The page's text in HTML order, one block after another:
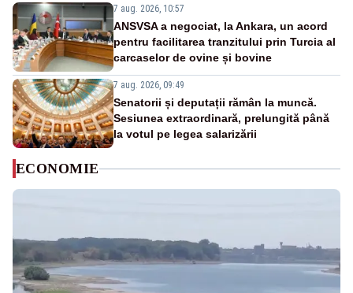
7 aug. 2026, 10:57
ANSVSA a negociat, la Ankara, un acord
pentru facilitarea tranzitului prin Turcia al
carcaselor de ovine și bovine
7 aug. 2026, 09:49
Senatorii și deputații rămân la muncă.
Sesiunea extraordinară, prelungită până
la votul pe legea salarizării
ECONOMIE